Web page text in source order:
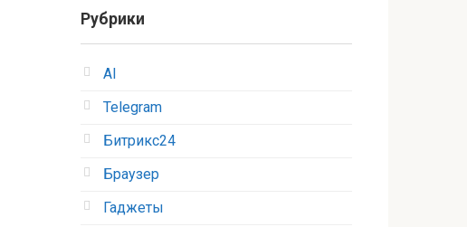
Рубрики
AI
Telegram
Битрикс24
Браузер
Гаджеты